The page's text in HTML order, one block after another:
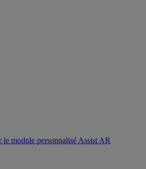
le module personnalisé Assist AR